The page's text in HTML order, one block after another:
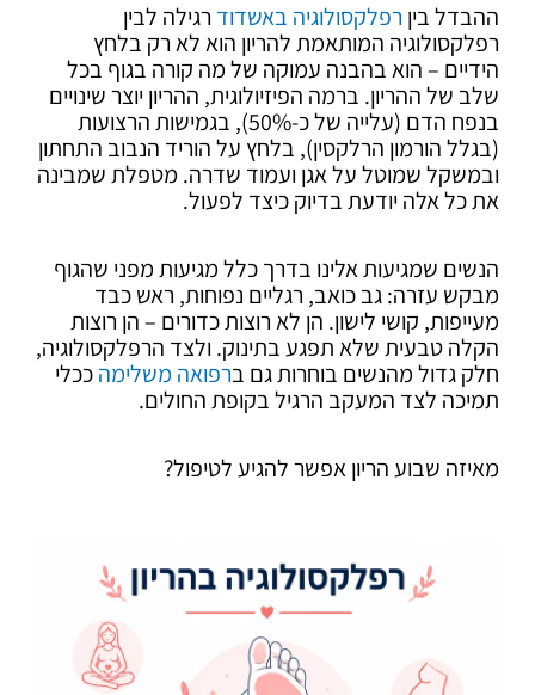
ההבדל בין רפלקסולוגיה באשדוד רגילה לבין
רפלקסולוגיה המותאמת להריון הוא לא רק בלחץ
הידיים – הוא בהבנה עמוקה של מה קורה בגוף בכל
שלב של ההריון. ברמה הפיזיולוגית, ההריון יוצר שינויים
בנפח הדם (עלייה של כ-50%), בגמישות הרצועות
(בגלל הורמון הרלקסין), בלחץ על הוריד הנבוב התחתון
ובמשקל שמוטל על אגן ועמוד שדרה. מטפלת שמבינה
את כל אלה יודעת בדיוק כיצד לפעול.
הנשים שמגיעות אלינו בדרך כלל מגיעות מפני שהגוף
מבקש עזרה: גב כואב, רגליים נפוחות, ראש כבד
מעייפות, קושי לישון. הן לא רוצות כדורים – הן רוצות
הקלה טבעית שלא תפגע בתינוק. ולצד הרפלקסולוגיה,
חלק גדול מהנשים בוחרות גם ברפואה משלימהככלי
תמיכה לצד המעקב הרגיל בקופת החולים.
מאיזה שבוע הריון אפשר להגיע לטיפול?